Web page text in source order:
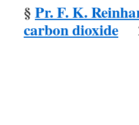
§Pr. F. K.
carbon dioxide